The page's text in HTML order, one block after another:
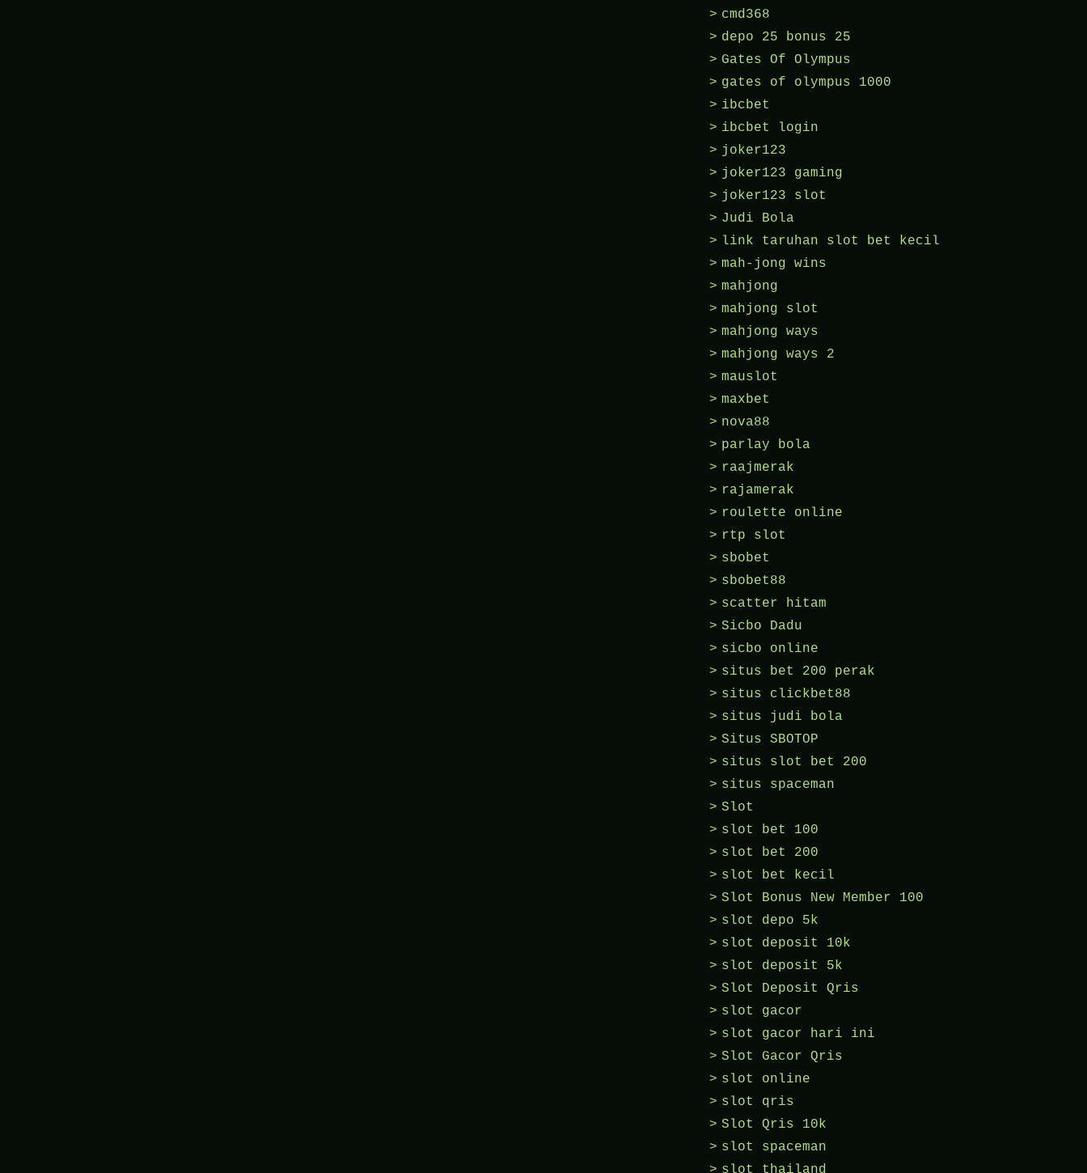
cmd368
depo 25 bonus 25
Gates Of Olympus
gates of olympus 1000
ibcbet
ibcbet login
joker123
joker123 gaming
joker123 slot
Judi Bola
link taruhan slot bet kecil
mah-jong wins
mahjong
mahjong slot
mahjong ways
mahjong ways 2
mauslot
maxbet
nova88
parlay bola
raajmerak
rajamerak
roulette online
rtp slot
sbobet
sbobet88
scatter hitam
Sicbo Dadu
sicbo online
situs bet 200 perak
situs clickbet88
situs judi bola
Situs SBOTOP
situs slot bet 200
situs spaceman
Slot
slot bet 100
slot bet 200
slot bet kecil
Slot Bonus New Member 100
slot depo 5k
slot deposit 10k
slot deposit 5k
Slot Deposit Qris
slot gacor
slot gacor hari ini
Slot Gacor Qris
slot online
slot qris
Slot Qris 10k
slot spaceman
slot thailand